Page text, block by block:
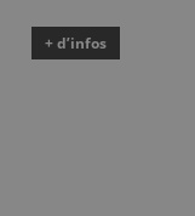
+ d’infos